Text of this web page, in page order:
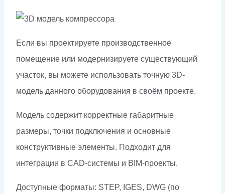
Если вы проектируете производственное
помещение или модернизируете существующий
участок, вы можете использовать точную 3D-
модель данного оборудования в своём проекте.
Модель содержит корректные габаритные
размеры, точки подключения и основные
конструктивные элементы. Подходит для
интеграции в CAD-системы и BIM-проекты.
Доступные форматы: STEP, IGES, DWG (по